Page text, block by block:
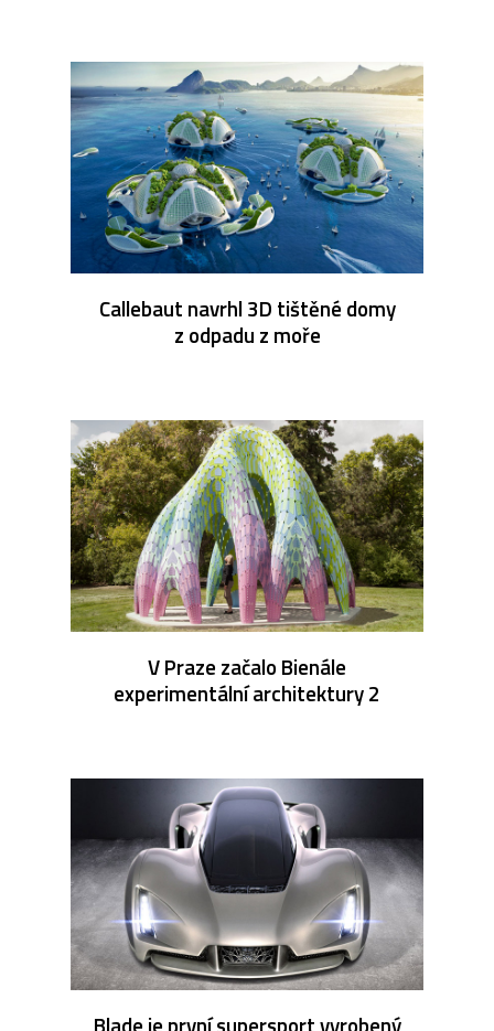
Callebaut navrhl 3D tištěné domy
z odpadu z moře
V Praze začalo Bienále
experimentální architektury 2